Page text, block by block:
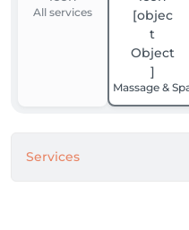
All services
Massage &
Services